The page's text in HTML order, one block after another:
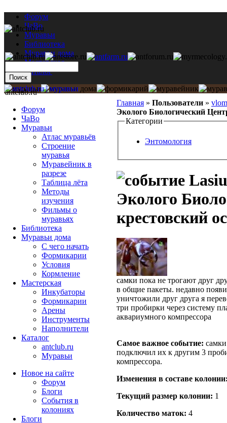
Форум
ЧаВо
Муравьи
Библиотека
Муравьи дома
Мастерская
Каталог
Главная » Пользователи »
Эколого Биологический
Категории
Энтомология
Эколого
крестовский
самки пока не трогают друг
в общие пакеты. недавно
уничтожили друг друга я
три пробирки через систему
аквариумного компрессора
Самое важное событие:
подключил их к другим 3
компрессора.
Изменения в составе
Текущий размер кoлонии: 1
Количество маток: 4
antclub.ru
Форум
ЧаВо
Муравьи
Атлас муравьёв
Строение
муравья
Муравейник в
разрезе
Таблица лёта
Методы
изучения
Фильмы о
муравьях
Библиотека
Муравьи дома
С чего начать
Формикарии
Условия
Кормление
Мастерская
Инкубаторы
Формикарии
Арены
Инструменты
Наполнители
Каталог
antclub.ru
Муравьи
Новое на сайте
Форум
Блоги
События в
колониях
Блоги